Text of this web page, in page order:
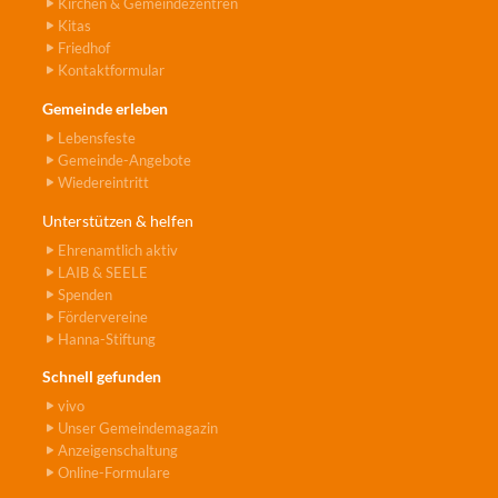
Kitas
Friedhof
Kontaktformular
Gemeinde erleben
Lebensfeste
Gemeinde-Angebote
Wiedereintritt
Unterstützen & helfen
Ehrenamtlich aktiv
LAIB & SEELE
Spenden
Fördervereine
Hanna-Stiftung
Schnell gefunden
vivo
Unser Gemeindemagazin
Anzeigenschaltung
Online-Formulare